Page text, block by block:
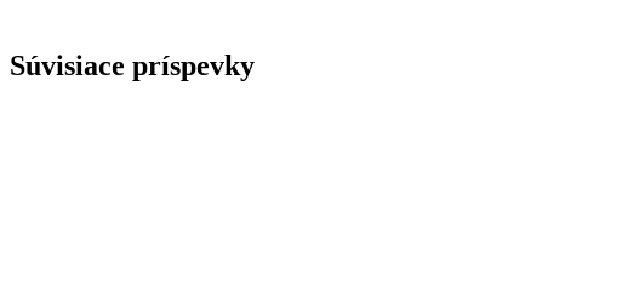
Súvisiace príspevky